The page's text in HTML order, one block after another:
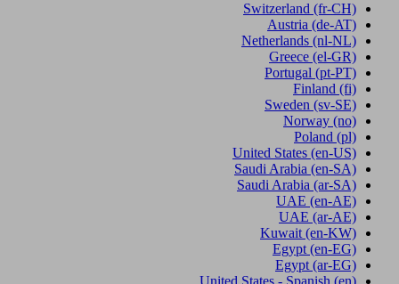
Switzerland (fr-CH)
Austria (de-AT)
Netherlands (nl-NL)
Greece (el-GR)
Portugal (pt-PT)
Finland (fi)
Sweden (sv-SE)
Norway (no)
Poland (pl)
United States (en-US)
Saudi Arabia (en-SA)
Saudi Arabia (ar-SA)
UAE (en-AE)
UAE (ar-AE)
Kuwait (en-KW)
Egypt (en-EG)
Egypt (ar-EG)